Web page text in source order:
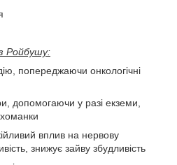
Ройбушу:
попереджаючи онкологічні
допомогаючи у разі екземи,
вплив на нервову
знижує зайву збудливість